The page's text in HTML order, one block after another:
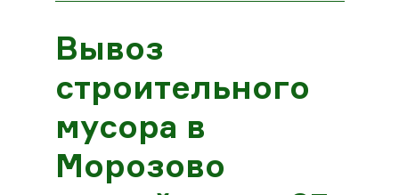
Вывоз
строительного
мусора в
Морозово